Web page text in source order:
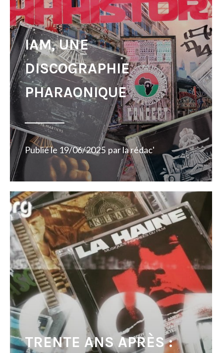
IAM, UNE
DISCOGRAPHIE
PHARAONIQUE
Publié le 19/06/2025 parla rédac'
TRENTE ANS APRÈS :